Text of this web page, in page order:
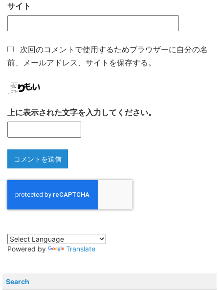
サイト
次回のコメントで使用するためブラウザーに自分の名
前、メールアドレス、サイトを保存する。
上に表示された文字を入力してください。
Powered by Translate
Search